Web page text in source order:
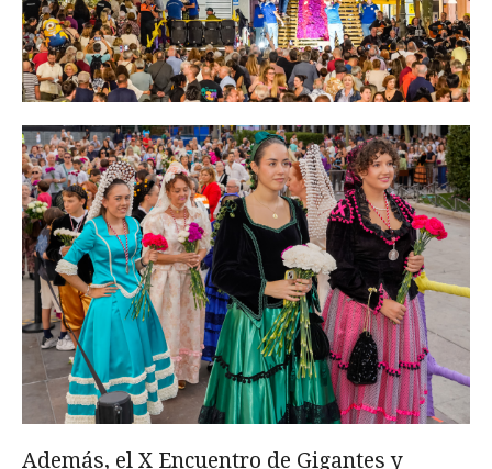
Además, el X Encuentro de Gigantes y